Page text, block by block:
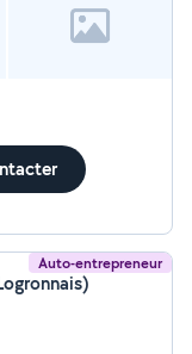
Auto-entrepreneur